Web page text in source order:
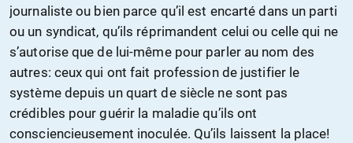
journaliste ou bien parce qu’il est encarté dans un parti
ou un syndicat, qu’ils réprimandent celui ou celle qui ne
s’autorise que de lui-même pour parler au nom des
autres: ceux qui ont fait profession de justifier le
système depuis un quart de siècle ne sont pas
crédibles pour guérir la maladie qu’ils ont
consciencieusement inoculée. Qu’ils laissent la place!